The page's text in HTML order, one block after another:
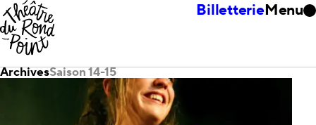
BilletterieMenu
ArchivesSaison 14-15